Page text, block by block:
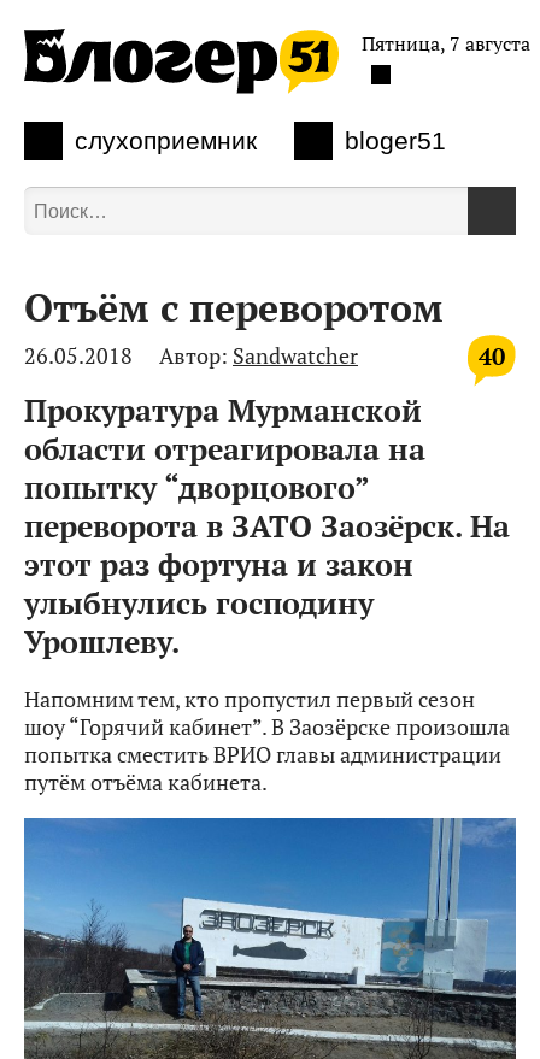
слухоприемник bloger51
Пятница, 7 августа
Отъём с переворотом
40
26.05.2018 Автор: Sandwatcher
Прокуратура Мурманской
области отреагировала на
попытку “дворцового”
переворота в ЗАТО Заозёрск. На
этот раз фортуна и закон
улыбнулись господину
Урошлеву.
Напомним тем, кто пропустил первый сезон
шоу “Горячий кабинет”. В Заозёрске произошла
попытка сместить ВРИО главы администрации
путём отъёма кабинета.